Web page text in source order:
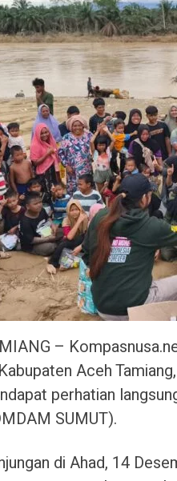
–
Aceh
perhatian
SUMUT).
di Ahad, 14